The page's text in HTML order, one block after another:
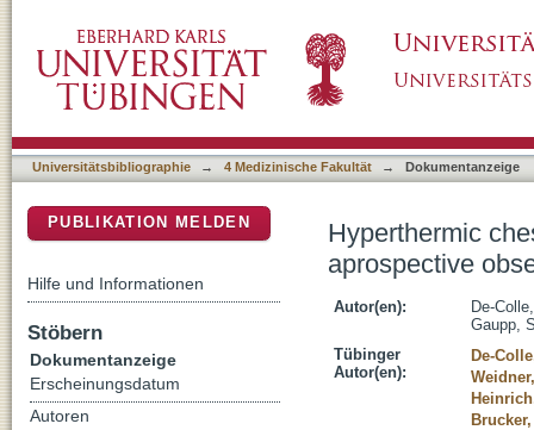
Universitätsbibliographie → 4 Medizinische Fakultät → Dokumentanzeige
Hyperthermic
aprospective
Autor(en):
De-
Gaupp,
Tübinger
Autor(en):
De-
PUBLIKATION MELDEN
Hilfe und Informationen
Stöbern
Dokumentanzeige
Erscheinungsdatum
Autoren